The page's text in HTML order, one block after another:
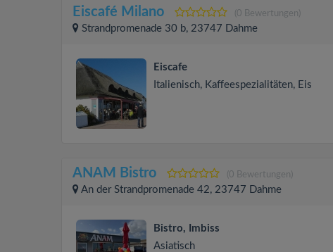
Eiscafé Milano (0 Bewertungen)
Strandpromenade 30 b, 23747 Dahme
Eiscafe
Italienisch, Kaffeespezialitäten, Eis
ANAM Bistro (0 Bewertungen)
An der Strandpromenade 42, 23747 Dahme
Bistro, Imbiss
Asiatisch